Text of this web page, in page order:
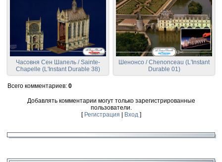
Часовня Сен Шапель / Sainte-
Chapelle (L'Instant Durable 38)
Шенонсо / Chenonceau (L'Instant
Durable 01)
Всего комментариев: 0
Добавлять комментарии могут только зарегистрированные
пользователи.
[ Регистрация Вход]